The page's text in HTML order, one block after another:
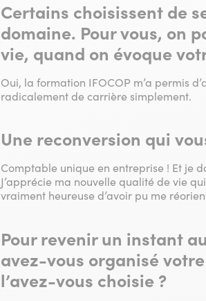
Certains choisissent de
domaine. Pour vous, on
vie, quand on évoque
Oui, la formation IFOCOP m’a permis
radicalement de carrière simplement.
Une reconversion qui
Comptable unique en entreprise ! Et je
J’apprécie ma nouvelle qualité de vie
vraiment heureuse d’avoir pu me
Pour revenir un instant
avez-vous organisé
l’avez-vous choisie ?